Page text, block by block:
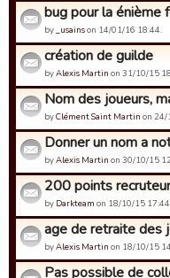
bug pour la énième
by _usainson 14/01/16 18:44.
création de guilde
byAlexis Martin on 31/10/15
Nom des joueurs,
byClément Saint Martin on 24/
Donner un nom a
byAlexis Martin on 30/10/15
200 points
by Darkteam on 18/10/15
age de retraite des
byAlexis Martin on 18/10/15
Pas possible de